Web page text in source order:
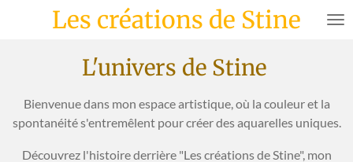
Les créations de Stine
L'univers de Stine
Bienvenue dans mon espace artistique, où la couleur et la
spontanéité s'entremêlent pour créer des aquarelles uniques.
Découvrez l'histoire derrière "Les créations de Stine", mon